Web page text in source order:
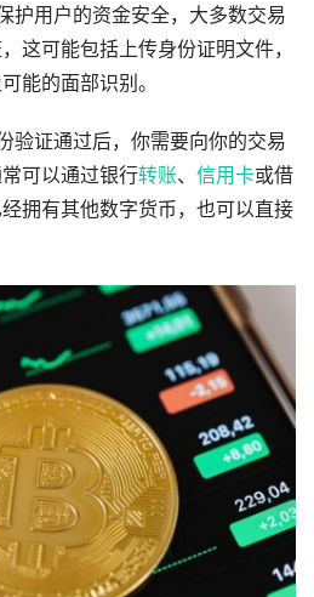
护用户的资金安全，大多数交易
这可能包括上传身份证明文件，
能的面部识别。
验证通过后，你需要向你的交易
可以通过银行转账、 信用卡或借
拥有其他数字货币，也可以直接